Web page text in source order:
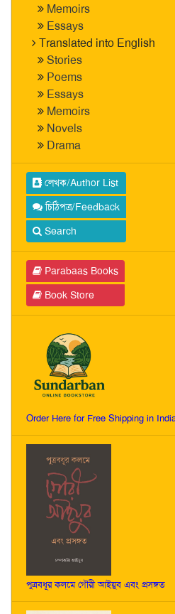
Memoirs
Essays
Translated into English
Stories
Poems
Essays
Memoirs
Novels
Drama
লেখক/Author List
চিঠিপত্র/Feedback
Search
Parabaas Books
Book Store
Order Here for Free Shipping in
পুত্রবধূর কলমে গৌরী আইয়ুব এবং প্রসঙ্গত